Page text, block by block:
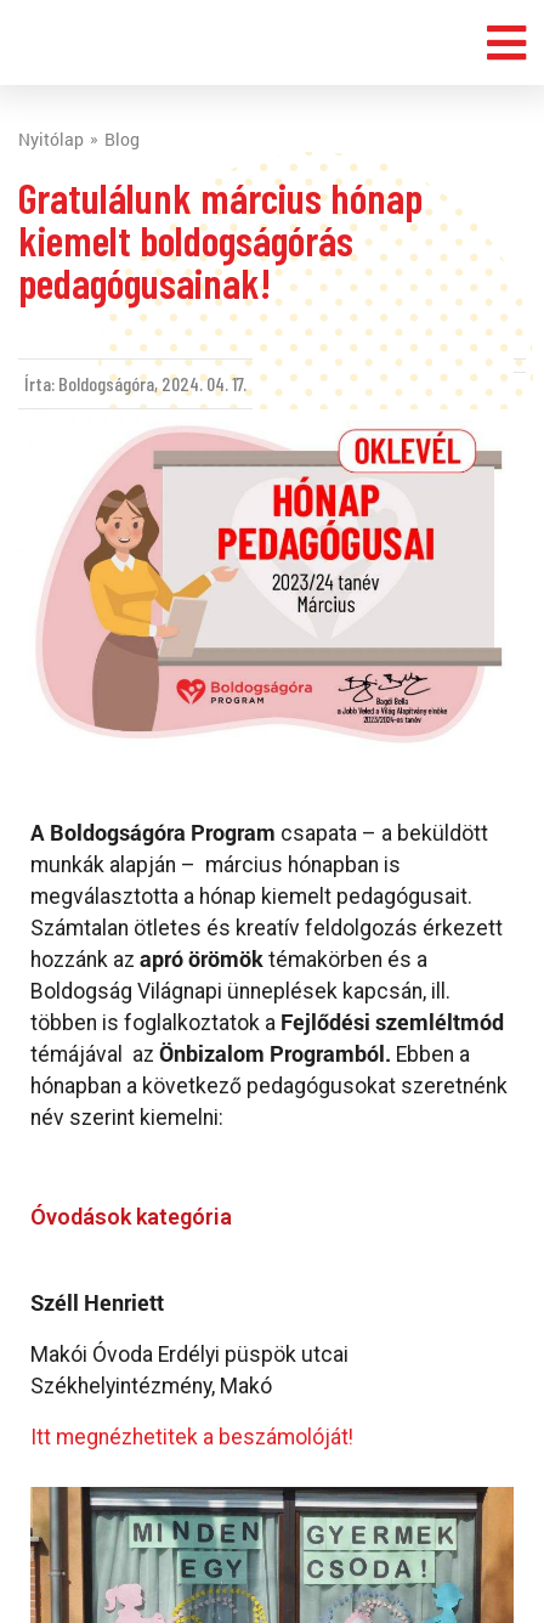
Nyitólap Blog
Gratulálunk március hónap
kiemelt boldogságórás
pedagógusainak!
Írta: Boldogságóra,2024. 04. 17.
A Boldogságóra Program csapata – a beküldött
munkák alapján – március hónapban is
megválasztotta a hónap kiemelt pedagógusait.
Számtalan ötletes és kreatív feldolgozás érkezett
hozzánk az apró örömök témakörben és a
Boldogság Világnapi ünneplések kapcsán, ill.
többen is foglalkoztatok a Fejlődési szemléltmód
témájával az Önbizalom Programból. Ebben a
hónapban a következő pedagógusokat szeretnénk
név szerint kiemelni:
Óvodások kategória
Széll Henriett
Makói Óvoda Erdélyi püspök utcai
Székhelyintézmény, Makó
Itt megnézhetitek a beszámolóját!